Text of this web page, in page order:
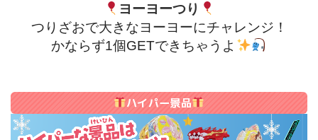
ヨーヨーつり
つりざおで大きなヨーヨーにチャレンジ！
かならず1個GETできちゃうよ
ハイパー景品